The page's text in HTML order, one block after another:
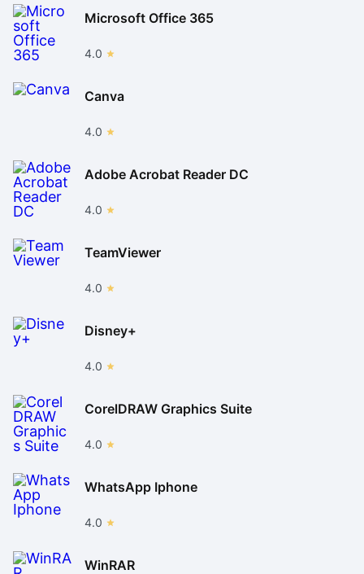
Microsoft Office 365
4.0
Canva
4.0
Adobe Acrobat Reader DC
4.0
TeamViewer
4.0
Disney+
4.0
CorelDRAW Graphics Suite
4.0
WhatsApp Iphone
4.0
WinRAR